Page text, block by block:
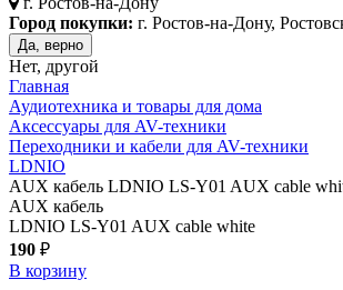
Город покупки: г. Ростов-на-Дону,
Да, верно
Нет, другой
Главная
Аудиотехника и товары для дома
Аксессуары для AV-техники
Переходники и кабели для AV-техники
LDNIO
AUX кабель LDNIO LS-Y01 AUX cable
AUX кабель
LDNIO LS-Y01 AUX cable white
190 ₽
В корзину